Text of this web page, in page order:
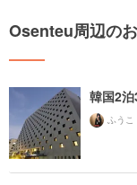
Osenteu周辺の
韓国2
ふうこ